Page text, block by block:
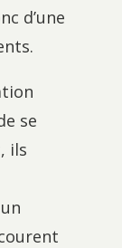
d’une
se
ils